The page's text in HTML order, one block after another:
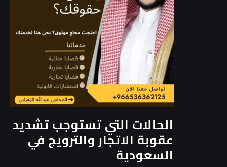
الحالات التي تستوجب تشديد
عقوبة الاتجار والترويج في
السعودية